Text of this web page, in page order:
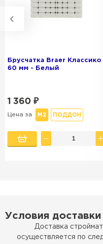
Брусчатка Braer Классико
60 мм - Белый
1 360 ₽
Цена за М2 ПОДДОН
Условия
Доставка
осуществляется по